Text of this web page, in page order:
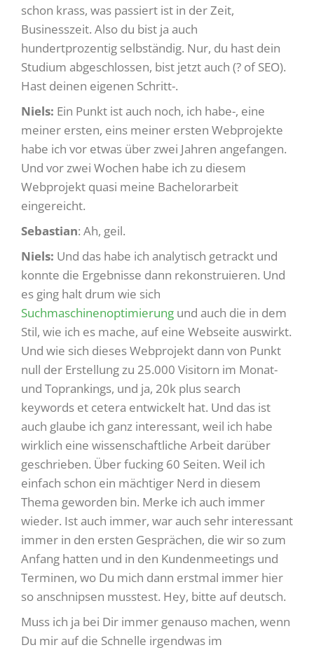
schon krass, was passiert ist in der Zeit,
Businesszeit. Also du bist ja auch
hundertprozentig selbständig. Nur, du hast dein
Studium abgeschlossen, bist jetzt auch (? of SEO).
Hast deinen eigenen Schritt-.
Niels: Ein Punkt ist auch noch, ich habe-, eine
meiner ersten, eins meiner ersten Webprojekte
habe ich vor etwas über zwei Jahren angefangen.
Und vor zwei Wochen habe ich zu diesem
Webprojekt quasi meine Bachelorarbeit
eingereicht.
Sebastian: Ah, geil.
Niels: Und das habe ich analytisch getrackt und
konnte die Ergebnisse dann rekonstruieren. Und
es ging halt drum wie sich
Suchmaschinenoptimierung und auch die in dem
Stil, wie ich es mache, auf eine Webseite auswirkt.
Und wie sich dieses Webprojekt dann von Punkt
null der Erstellung zu 25.000 Visitorn im Monat-
und Toprankings, und ja, 20k plus search
keywords et cetera entwickelt hat. Und das ist
auch glaube ich ganz interessant, weil ich habe
wirklich eine wissenschaftliche Arbeit darüber
geschrieben. Über fucking 60 Seiten. Weil ich
einfach schon ein mächtiger Nerd in diesem
Thema geworden bin. Merke ich auch immer
wieder. Ist auch immer, war auch sehr interessant
immer in den ersten Gesprächen, die wir so zum
Anfang hatten und in den Kundenmeetings und
Terminen, wo Du mich dann erstmal immer hier
so anschnipsen musstest. Hey, bitte auf deutsch.
Muss ich ja bei Dir immer genauso machen, wenn
Du mir auf die Schnelle irgendwas im